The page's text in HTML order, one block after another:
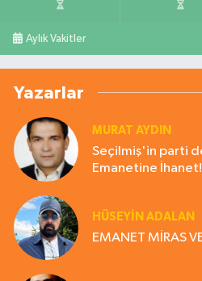
Aylık Vakitler
Yazarlar
MURAT AYDIN
Seçilmiş'in parti
Emanetine İhanet!
HÜSEYIN ADALAN
EMANET MİRAS